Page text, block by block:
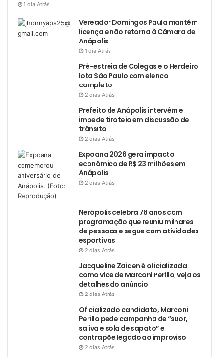
1 dia Atrás
Vereador Domingos Paula mantém
licença e não retorna à Câmara de
Anápolis
1 dia Atrás
Pré-estreia de Colegas e o Herdeiro
lota São Paulo com elenco
completo
2 dias Atrás
Prefeito de Anápolis intervém e
impede tiroteio em discussão de
trânsito
2 dias Atrás
Expoana 2026 gera impacto
econômico de R$ 23 milhões em
Anápolis
2 dias Atrás
Nerópolis celebra 78 anos com
programação que reuniu milhares
de pessoas e segue com atividades
esportivas
2 dias Atrás
Jacqueline Zaiden é oficializada
como vice de Marconi Perillo; veja os
detalhes do anúncio
2 dias Atrás
Oficializado candidato, Marconi
Perillo pede campanha de “suor,
saliva e sola de sapato” e
contrapõe legado ao improviso
2 dias Atrás